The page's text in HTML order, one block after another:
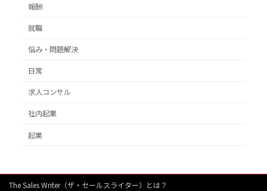
報酬
就職
悩み・問題解決
日常
求人コンサル
社内起業
起業
The Sales Writer（ザ・セールスライター）とは？